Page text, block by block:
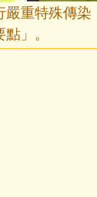
嚴重特殊傳染
」。